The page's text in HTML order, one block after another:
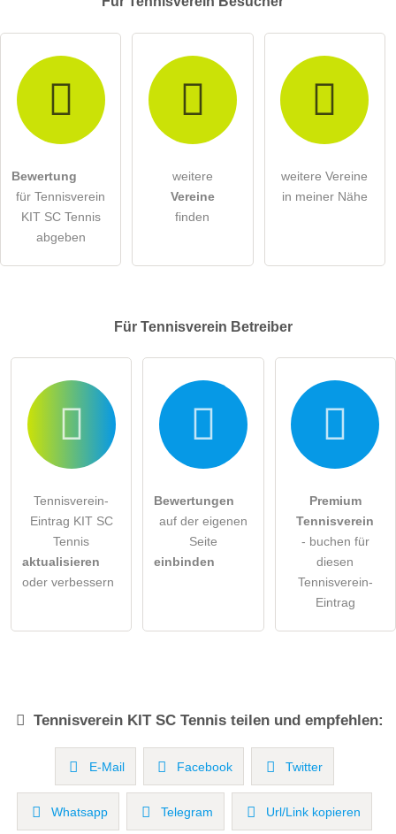
Bewertung
für Tennisverein
KIT SC Tennis
abgeben
weitere
Vereine
finden
weitere Vereine
in meiner Nähe
Für Tennisverein Betreiber
Tennisverein-
Eintrag KIT SC
Tennis
aktualisieren
oder verbessern
Bewertungen
auf der eigenen
Seite
einbinden
Premium
Tennisverein
- buchen für
diesen
Tennisverein-
Eintrag
Tennisverein KIT SC Tennisteilen und empfehlen:
E-Mail Facebook Twitter
Whatsapp Telegram Url/Link kopieren